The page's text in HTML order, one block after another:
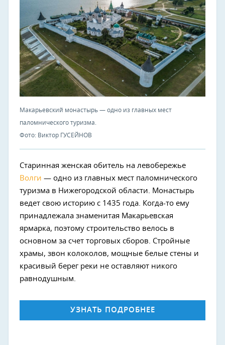
Макарьевский монастырь — одно из главных мест
паломнического туризма.
Фото: Виктор ГУСЕЙНОВ
Старинная женская обитель на левобережье
Волги — одно из главных мест паломнического
туризма в Нижегородской области. Монастырь
ведет свою историю с 1435 года. Когда-то ему
принадлежала знаменитая Макарьевская
ярмарка, поэтому строительство велось в
основном за счет торговых сборов. Стройные
храмы, звон колоколов, мощные белые стены и
красивый берег реки не оставляют никого
равнодушным.
УЗНАТЬ ПОДРОБНЕЕ